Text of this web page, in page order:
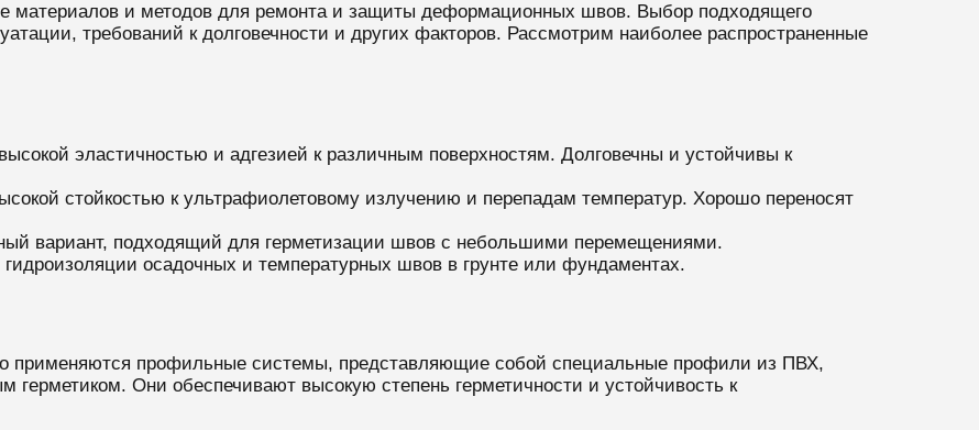
материалов и методов для ремонта и защиты деформационных швов. Выбор подходящего
требований к долговечности и других факторов. Рассмотрим наиболее распространенные
эластичностью и адгезией к различным поверхностям. Долговечны и устойчивы к
стойкостью к ультрафиолетовому излучению и перепадам температур. Хорошо переносят
вариант, подходящий для герметизации швов с небольшими перемещениями.
осадочных и температурных швов в грунте или фундаментах.
применяются профильные системы, представляющие собой специальные профили из ПВХ,
Они обеспечивают высокую степень герметичности и устойчивость к